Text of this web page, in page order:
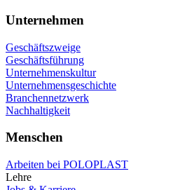
Unternehmen
Geschäftszweige
Geschäftsführung
Unternehmenskultur
Unternehmensgeschichte
Branchennetzwerk
Nachhaltigkeit
Menschen
Arbeiten bei POLOPLAST
Lehre